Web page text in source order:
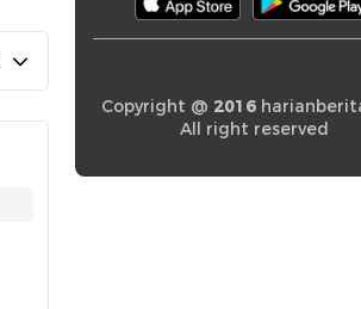
Copyright @ 2016
All right reserved